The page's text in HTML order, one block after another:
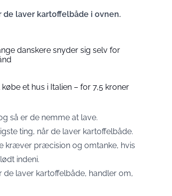
laver kartoffelbåde i ovnen.
danskere snyder sig selv for
et hus i Italien – for 7,5 kroner
så er de nemme at lave.
ting, når de laver kartoffelbåde.
kræver præcision og omtanke, hvis
indeni.
laver kartoffelbåde, handler om,